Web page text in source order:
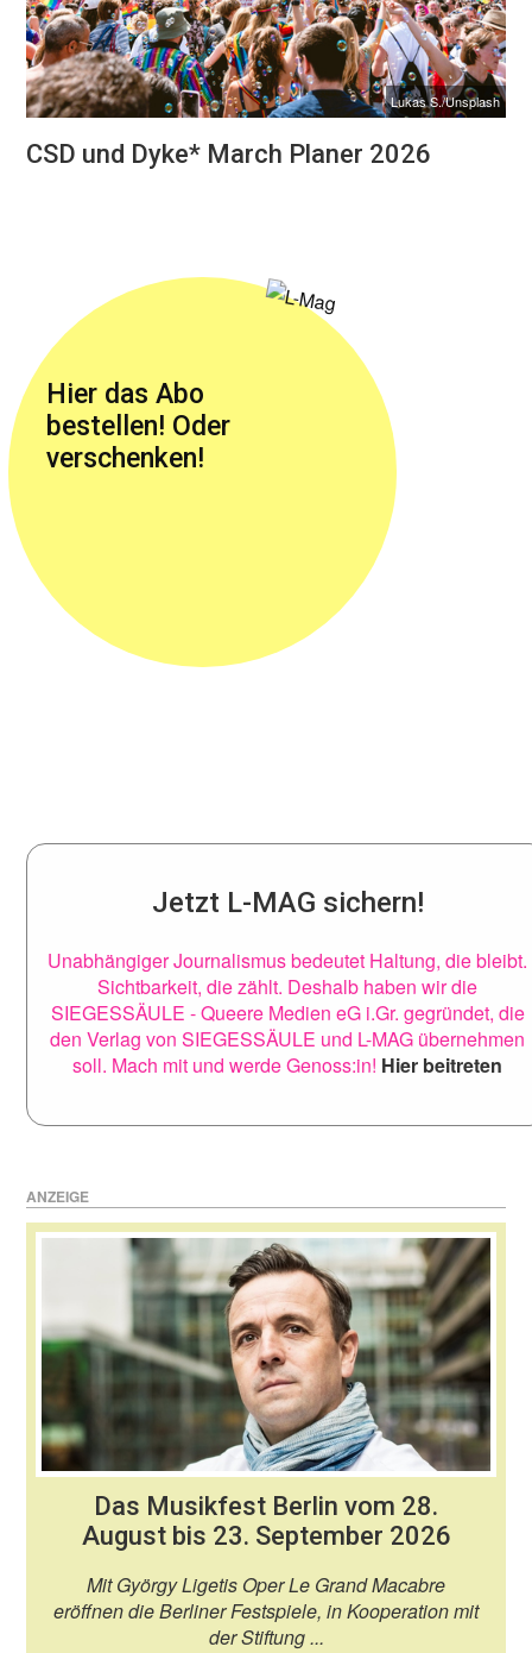
Lukas S./Unsplash
CSD und Dyke* March Planer 2026
Hier das Abo
bestellen! Oder
verschenken!
Jetzt L-MAG sichern!
Unabhängiger Journalismus bedeutet Haltung, die bleibt.
Sichtbarkeit, die zählt. Deshalb haben wir die
SIEGESSÄULE - Queere Medien eG i.Gr. gegründet, die
den Verlag von SIEGESSÄULE und L-MAG übernehmen
soll. Mach mit und werde Genoss:in! Hier beitreten
ANZEIGE
Das Musikfest Berlin vom 28.
August bis 23. September 2026
Mit György Ligetis Oper Le Grand Macabre
eröffnen die Berliner Festspiele, in Kooperation mit
der Stiftung ...